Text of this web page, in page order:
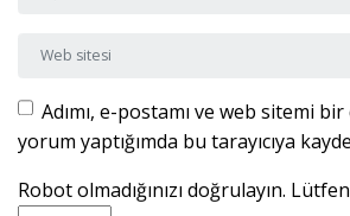
Web sitesi
Adımı, e-postamı ve web sitemi
yorum yaptığımda bu tarayıcıya
Robot olmadığınızı doğrulayın.